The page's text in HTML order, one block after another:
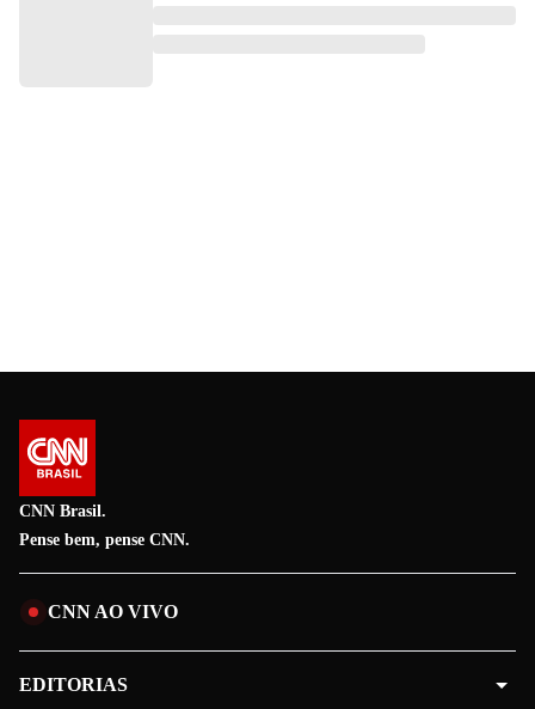
CNN Brasil.
Pense bem, pense CNN.
CNN AO VIVO
EDITORIAS